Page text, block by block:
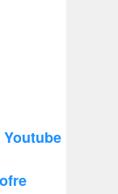
Youtube